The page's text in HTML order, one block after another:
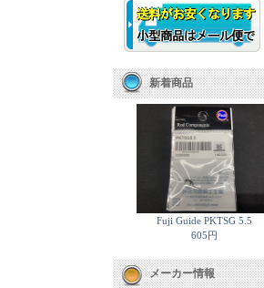
新着商品
Fuji Guide PKTSG 5.5
605円
メーカー情報